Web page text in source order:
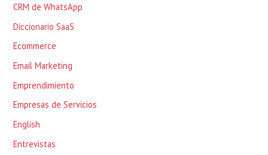
CRM de WhatsApp
Diccionario SaaS
Ecommerce
Email Marketing
Emprendimiento
Empresas de Servicios
English
Entrevistas